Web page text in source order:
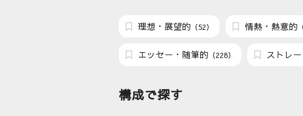
理想・展望的 （52） 情熱・熱意的
エッセー・随筆的 （228） ストレ
構成で探す